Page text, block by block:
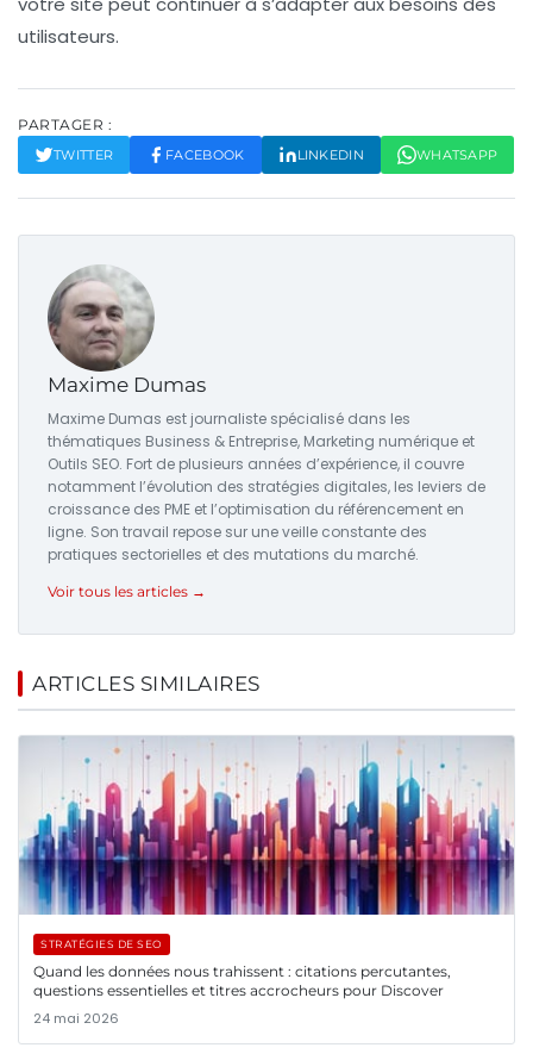
utilisateurs.
PARTAGER :
TWITTER FACEBOOK LINKEDIN WHATSAPP
Maxime Dumas
Maxime Dumas est journaliste spécialisé dans les
thématiques Business & Entreprise, Marketing numérique et
Outils SEO. Fort de plusieurs années d’expérience, il couvre
notamment l’évolution des stratégies digitales, les leviers de
croissance des PME et l’optimisation du référencement en
ligne. Son travail repose sur une veille constante des
pratiques sectorielles et des mutations du marché.
Voir tous les articles →
ARTICLES SIMILAIRES
STRATÉGIES DE SEO
Quand les données nous trahissent : citations percutantes,
questions essentielles et titres accrocheurs pour Discover
24 mai 2026